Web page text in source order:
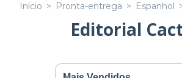
Início > Pronta-entrega > Espanhol
Editorial